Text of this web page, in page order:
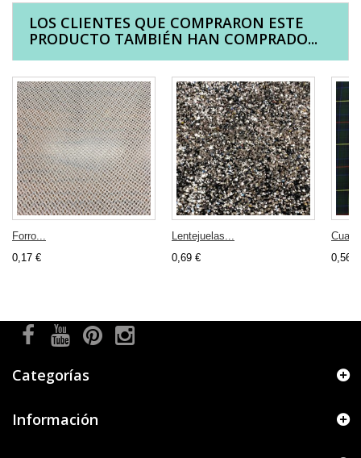
LOS CLIENTES QUE COMPRARON ESTE
PRODUCTO TAMBIÉN HAN COMPRADO...
Forro...
0,17 €
Lentejuelas...
0,69 €
0,56 €
Categorías
Información